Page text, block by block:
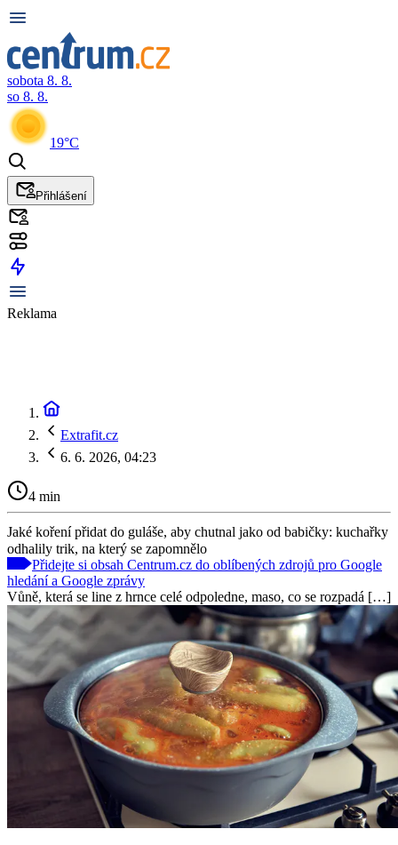
sobota 8. 8.
so 8. 8.
19°C
Přihlášení
Reklama
Extrafit.cz
6. 6. 2026, 04:23
4 min
Jaké koření přidat do guláše, aby chutnal jako od babičky: kuchařky
odhalily trik, na který se zapomnělo
Přidejte si obsah Centrum.cz do oblíbených zdrojů pro Google
hledání a Google zprávy
Vůně, která se line z hrnce celé odpoledne, maso, co se rozpadá […]